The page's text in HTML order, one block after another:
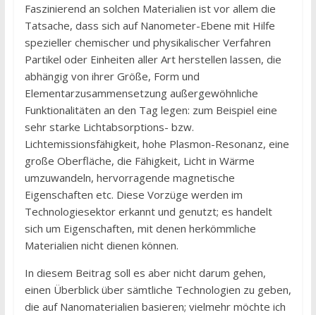
Faszinierend an solchen Materialien ist vor allem die
Tatsache, dass sich auf Nanometer-Ebene mit Hilfe
spezieller chemischer und physikalischer Verfahren
Partikel oder Einheiten aller Art herstellen lassen, die
abhängig von ihrer Größe, Form und
Elementarzusammensetzung außergewöhnliche
Funktionalitäten an den Tag legen: zum Beispiel eine
sehr starke Lichtabsorptions- bzw.
Lichtemissionsfähigkeit, hohe Plasmon-Resonanz, eine
große Oberfläche, die Fähigkeit, Licht in Wärme
umzuwandeln, hervorragende magnetische
Eigenschaften etc. Diese Vorzüge werden im
Technologiesektor erkannt und genutzt; es handelt
sich um Eigenschaften, mit denen herkömmliche
Materialien nicht dienen können.
In diesem Beitrag soll es aber nicht darum gehen,
einen Überblick über sämtliche Technologien zu geben,
die auf Nanomaterialien basieren; vielmehr möchte ich